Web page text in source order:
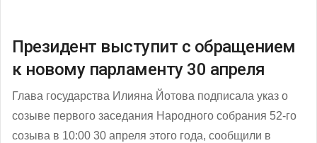
Президент выступит с обращением
к новому парламенту 30 апреля
Глава государства Илияна Йотова подписала указ о
созыве первого заседания Народного собрания 52-го
созыва в 10:00 30 апреля этого года, сообщили в